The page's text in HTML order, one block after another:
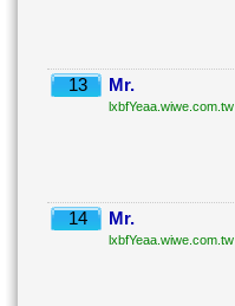
13 Mr.
lxbfYeaa.wiwe.com.tw
14 Mr.
lxbfYeaa.wiwe.com.tw